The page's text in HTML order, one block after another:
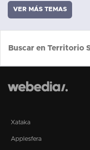
VER MÁS TEMAS
Xataka
Applesfera